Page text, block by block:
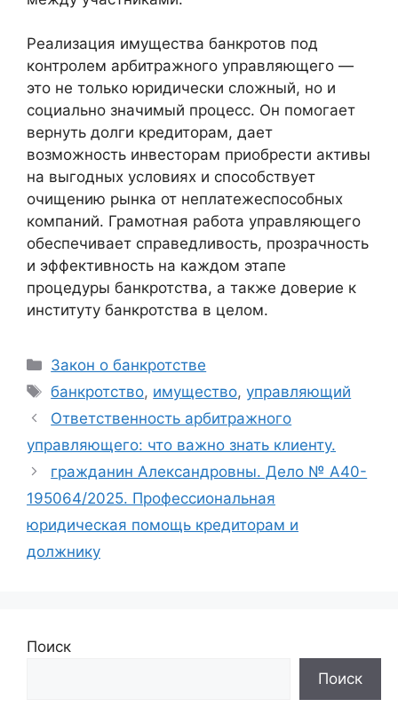
Реализация имущества банкротов под
контролем арбитражного управляющего —
это не только юридически сложный, но и
социально значимый процесс. Он помогает
вернуть долги кредиторам, дает
возможность инвесторам приобрести активы
на выгодных условиях и способствует
очищению рынка от неплатежеспособных
компаний. Грамотная работа управляющего
обеспечивает справедливость, прозрачность
и эффективность на каждом этапе
процедуры банкротства, а также доверие к
институту банкротства в целом.
Рубрики
Закон о банкротстве
Метки
банкротство, имущество,управляющий
Ответственность арбитражного
управляющего: что важно знать клиенту.
гражданин Александровны. Дело № А40-
195064/2025. Профессиональная
юридическая помощь кредиторам и
должнику
Поиск
Поиск